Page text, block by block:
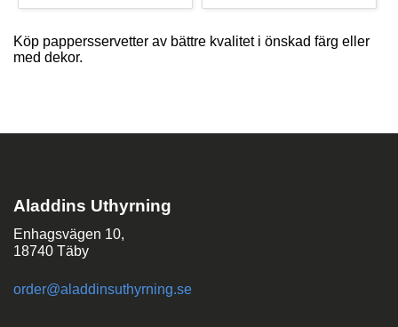
Köp pappersservetter av bättre kvalitet i önskad färg eller
med dekor.
Aladdins Uthyrning
Enhagsvägen 10,
18740 Täby
order@aladdinsuthyrning.se